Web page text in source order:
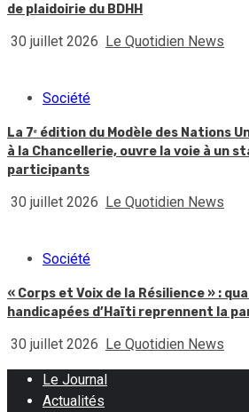
de plaidoirie du BDHH
30 juillet 2026 Le Quotidien News
Société
La 7ᵉ édition du Modèle des Nations
à la Chancellerie, ouvre la voie à un
participants
30 juillet 2026 Le Quotidien News
Société
« Corps et Voix de la Résilience » :
handicapées d’Haïti reprennent la
30 juillet 2026 Le Quotidien News
Le Journal
Actualités